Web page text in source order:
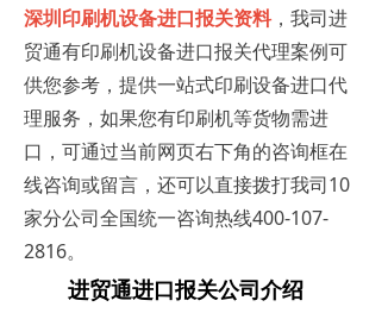
深圳印刷机设备进口报关资料，我司进
贸通有印刷机设备进口报关代理案例可
供您参考，提供一站式印刷设备进口代
理服务，如果您有印刷机等货物需进
口，可通过当前网页右下角的咨询框在
线咨询或留言，还可以直接拨打我司10
家分公司全国统一咨询热线400-107-
2816。
进贸通进口报关公司介绍